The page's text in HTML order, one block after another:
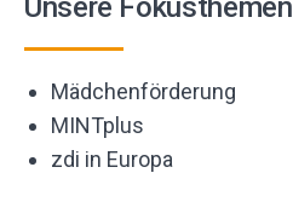
Unsere Fokusthemen
Mädchenförderung
MINTplus
zdi in Europa